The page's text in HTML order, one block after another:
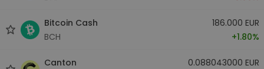
Bitcoin Cash
BCH
186.000 EUR
+1.80%
Canton
0.088043000 EUR